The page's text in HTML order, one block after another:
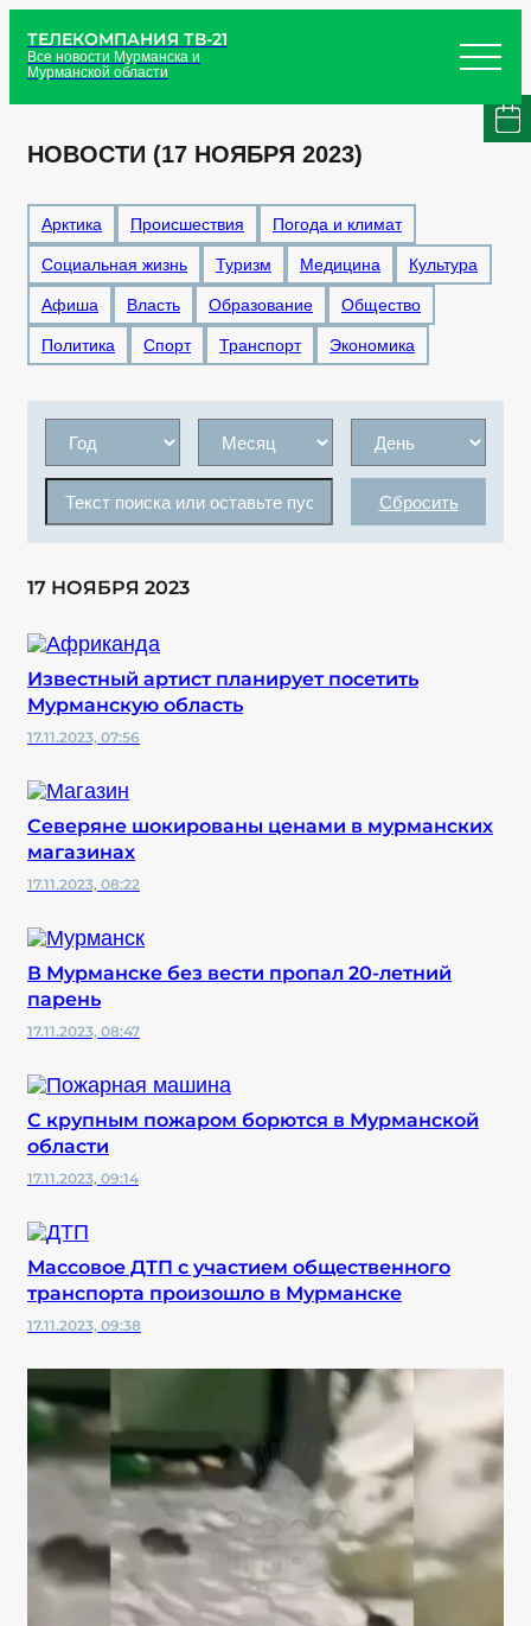
ТЕЛЕКОМПАНИЯ ТВ-21
Все новости Мурманска и
Мурманской области
НОВОСТИ (17 НОЯБРЯ 2023)
Арктика Происшествия Погода и климат
Социальная жизнь Туризм Медицина Культура
Афиша Власть Образование Общество
Политика Спорт Транспорт Экономика
Сбросить
17 НОЯБРЯ 2023
Известный артист планирует посетить
Мурманскую область
17.11.2023, 07:56
Северяне шокированы ценами в мурманских
магазинах
17.11.2023, 08:22
В Мурманске без вести пропал 20-летний
парень
17.11.2023, 08:47
С крупным пожаром борются в Мурманской
области
17.11.2023, 09:14
Массовое ДТП с участием общественного
транспорта произошло в Мурманске
17.11.2023, 09:38